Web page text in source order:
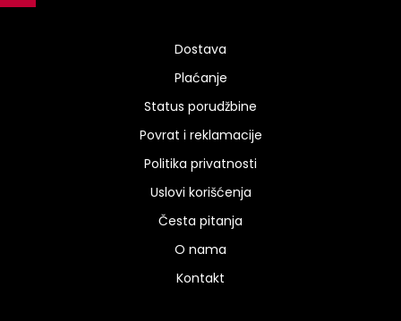
Dostava
Plaćanje
Status porudžbine
Povrat i reklamacije
Politika privatnosti
Uslovi korišćenja
Česta pitanja
O nama
Kontakt